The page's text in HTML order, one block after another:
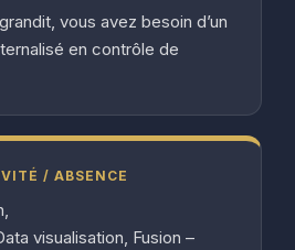
vous avez besoin d’un
en contrôle de
/ ABSENCE
visualisation, Fusion –